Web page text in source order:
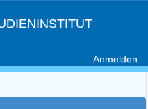
Anmelden